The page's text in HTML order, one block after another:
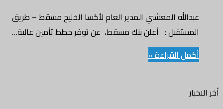
عبدالله المعشني المدير العام لأكسا الخليج مسقط – طريق
المستقبل : أعلن بنك مسقط، عن توفر خطط تأمين عالية…
أكمل القراءة »
أخر الاخبار